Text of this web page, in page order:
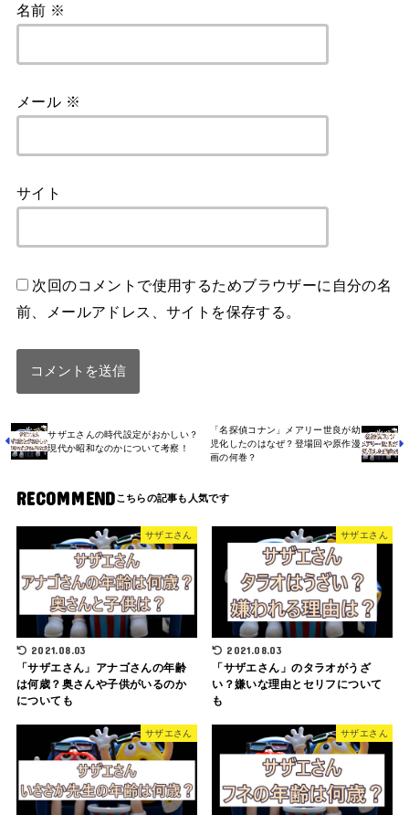
名前 ※
メール ※
サイト
次回のコメントで使用するためブラウザーに自分の名
前、メールアドレス、サイトを保存する。
サザエさんの時代設定がおかしい？
現代か昭和なのかについて考察！
「名探偵コナン」メアリー世良が幼
児化したのはなぜ？登場回や原作漫
画の何巻？
RECOMMEND
サザエさん
2021.08.03
「サザエさん」アナゴさんの年齢
は何歳？奥さんや子供がいるのか
についても
サザエさん
2021.08.03
「サザエさん」のタラオがうざ
い？嫌いな理由とセリフについて
も
サザエさん サザエさん